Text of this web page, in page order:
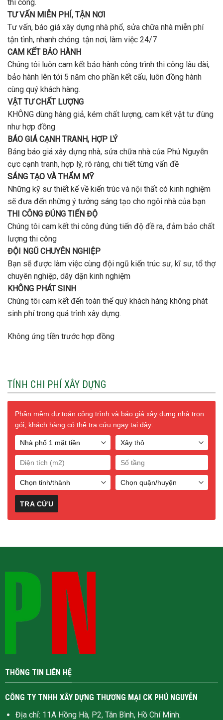
thi công.
TƯ VẤN MIỄN PHÍ, TẬN NƠI
Tư vấn, báo giá xây dựng nhà phổ, sửa chữa nhà miễn phí
tận tình, nhanh chóng. tận nơi, làm việc 24/7
CAM KẾT BẢO HÀNH
Chúng tôi luôn cam kết bảo hành công trình thi công lâu dài,
bảo hành lên tới 5 năm cho phần kết cấu, luôn đồng hành
cùng quý khách hàng.
VẬT TƯ CHẤT LƯỢNG
KHÔNG dùng hàng giả, kém chất lượng, cam kết vật tư đùng
như hợp đồng
BÁO GIÁ CẠNH TRANH, HỢP LÝ
Bảng báo giá xây dựng nhà, sửa chữa nhà của Phú Nguyễn
cực cạnh tranh, hợp lý, rõ ràng, chi tiết từng vấn đề
SÁNG TẠO VÀ THẨM MỸ
Những kỹ sư thiết kế về kiến trúc và nội thất có kinh nghiệm
sẽ đưa đến những ý tưởng sáng tạo cho ngôi nhà của bạn
THI CÔNG ĐÚNG TIẾN ĐỘ
Chúng tôi cam kết thi công đúng tiến độ đề ra, đảm bảo chất
lượng thi công
ĐỘI NGŨ CHUYÊN NGHIỆP
Bạn sẽ được làm việc cùng đội ngũ kiến trúc sư, kĩ sư, tổ thợ
chuyên nghiệp, dây dặn kinh nghiệm
KHÔNG PHÁT SINH
Chúng tôi cam kết đến toàn thể quý khách hàng không phát
sinh phí trong quá trình xây dựng.
Không ứng tiền trước hợp đồng
TÍNH CHI PHÍ XÂY DỰNG
Phần mềm dự toán công trình và báo giá xây dựng nhà trọn
gói, khách hàng có thể tra cứu ngay tại đây:
THÔNG TIN LIÊN HỆ
CÔNG TY TNHH XÂY DỰNG THƯƠNG MẠI CK PHÚ NGUYỄN
Địa chỉ: 11A Hồng Hà, P2, Tân Bình, Hồ Chí Minh.